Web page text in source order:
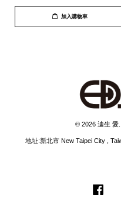
加入購物車
© 2026 迪生 愛
地址:新北市 New Taipei City ,